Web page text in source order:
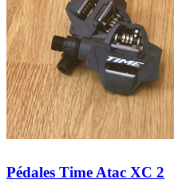
Pédales Time Atac XC 2